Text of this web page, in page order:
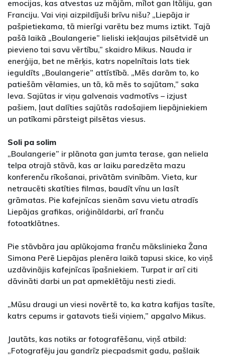
emocijas, kas atvestas uz mājām, mīlot gan Itāliju, gan
Franciju. Vai viņi aizpildījuši brīvu nišu? „Liepāja ir
pašpietiekama, tā mierīgi varētu bez mums iztikt. Tajā
pašā laikā „Boulangerie” lieliski iekļaujas pilsētvidē un
pievieno tai savu vērtību,” skaidro Mikus. Nauda ir
enerģija, bet ne mērķis, katrs nopelnītais lats tiek
ieguldīts „Boulangerie” attīstībā. „Mēs darām to, ko
patiešām vēlamies, un tā, kā mēs to sajūtam,” saka
Ieva. Sajūtas ir viņu galvenais vadmotīvs – izjust
pašiem, ļaut dalīties sajūtās radošajiem liepājniekiem
un patīkami pārsteigt pilsētas viesus.
Soli pa solim
„Boulangerie” ir plānota gan jumta terase, gan neliela
telpa otrajā stāvā, kas ar laiku paredzēta mazu
konferenču rīkošanai, privātām svinībām. Vieta, kur
netraucēti skatīties filmas, baudīt vīnu un lasīt
grāmatas. Pie kafejnīcas sienām savu vietu atradīs
Liepājas grafikas, oriģināldarbi, arī franču
fotoatklātnes.
Pie stāvbāra jau aplūkojama franču mākslinieka Žana
Simona Perē Liepājas plenēra laikā tapusi skice, ko viņš
uzdāvinājis kafejnīcas īpašniekiem. Turpat ir arī citi
dāvināti darbi un pat apmeklētāju nesti ziedi.
„Mūsu draugi un viesi novērtē to, ka katra kafijas tasīte,
katrs cepums ir gatavots tieši viņiem,” apgalvo Mikus.
Jautāts, kas notiks ar fotografēšanu, viņš atbild:
„Fotografēju jau gandrīz piecpadsmit gadu, pašlaik